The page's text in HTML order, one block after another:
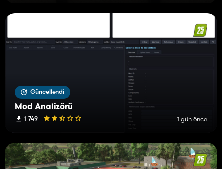
Güncellendi
Mod Analizörü
1 749 1 gün önce